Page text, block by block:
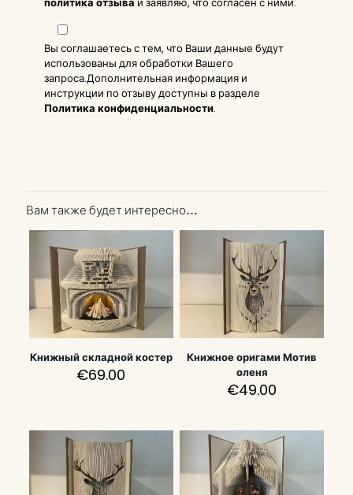
Вы соглашаетесь с тем, что Ваши данные будут
использованы для обработки Вашего
запроса.Дополнительная информация и
инструкции по отзыву доступны в разделе
Политика конфиденциальности.
Вам также будет интересно…
Книжный складной костер
€69.00
Книжное оригами Мотив
оленя
€49.00